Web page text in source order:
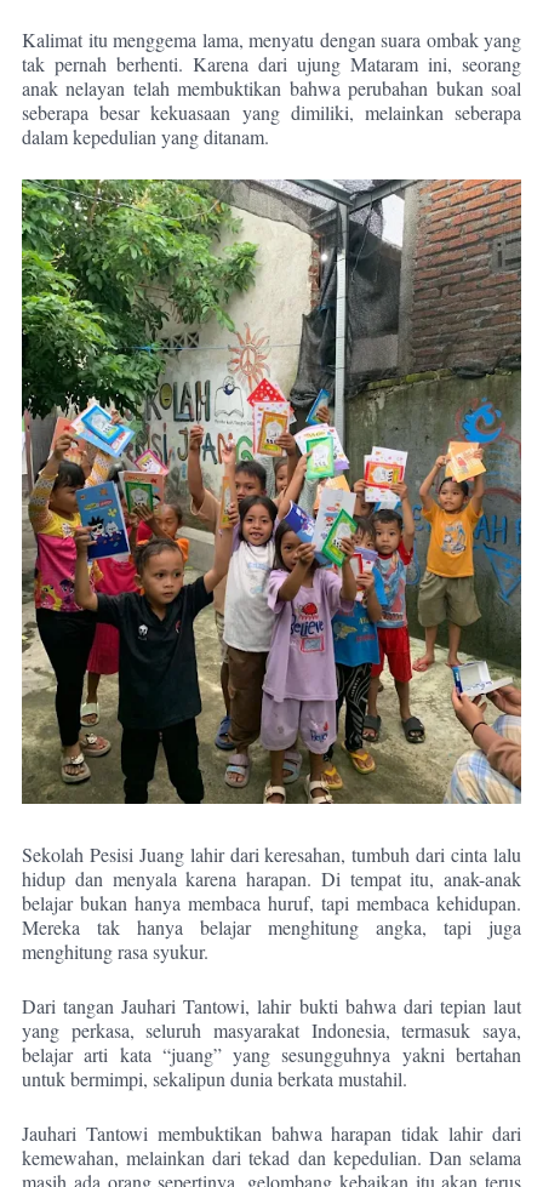
Kalimat itu menggema lama, menyatu dengan suara ombak yang
tak pernah berhenti. Karena dari ujung Mataram ini, seorang
anak nelayan telah membuktikan bahwa perubahan bukan soal
seberapa besar kekuasaan yang dimiliki, melainkan seberapa
dalam kepedulian yang ditanam.
Sekolah Pesisi Juang lahir dari keresahan, tumbuh dari cinta lalu
hidup dan menyala karena harapan. Di tempat itu, anak-anak
belajar bukan hanya membaca huruf, tapi membaca kehidupan.
Mereka tak hanya belajar menghitung angka, tapi juga
menghitung rasa syukur.
Dari tangan Jauhari Tantowi, lahir bukti bahwa dari tepian laut
yang perkasa, seluruh masyarakat Indonesia, termasuk saya,
belajar arti kata “juang” yang sesungguhnya yakni bertahan
untuk bermimpi, sekalipun dunia berkata mustahil.
Jauhari Tantowi membuktikan bahwa harapan tidak lahir dari
kemewahan, melainkan dari tekad dan kepedulian. Dan selama